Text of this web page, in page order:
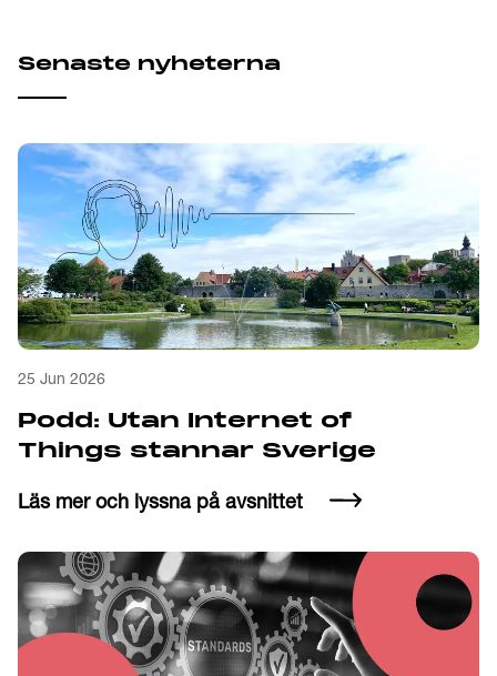
Senaste nyheterna
25 Jun 2026
Podd: Utan Internet of
Things stannar Sverige
Läs mer och lyssna på avsnittet